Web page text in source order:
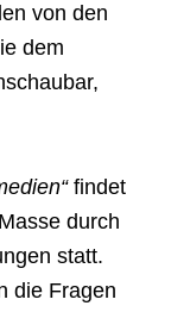
von den
dem
findet
durch
statt.
die Fragen